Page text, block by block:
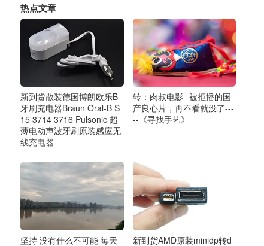
热点文章
新到货散装德国博朗欧乐B
牙刷充电器Braun Oral-B S
15 3714 3716 Pulsonic 超
薄电动声波牙刷原装感应无
线充电器
转：肉叔电影--被拒播的国
产良心片，再不看就没了---
--《寻找手艺》
坚持 没有什么不可能 毎天
新到货AMD原装minidp转d